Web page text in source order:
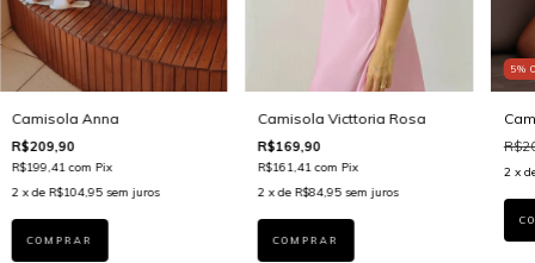
Camisola Anna
R$209,90
R$199,41com Pix
2 x de R$104,95 sem juros
COMPRAR
Camisola Victtoria Rosa
R$169,90
R$161,41com Pix
2 x de R$84,95 sem juros
COMPRAR
5%
2 x